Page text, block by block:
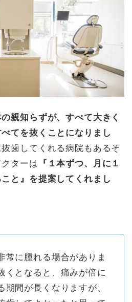
親知らずが、すべて大きく
てを抜くことになりまし
歯してくれる病院もあるそ
ターは 『１本ずつ、月に１
と』を提案してくれまし
常に腫れる場合がありま
くとなると、痛みが倍に
期間が長くなりますが、